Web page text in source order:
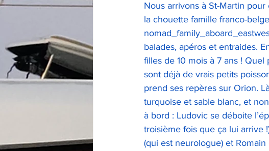
Nous arrivons à St-Martin
la chouette famille franco-
balades, apéros et entraides.
filles de 10 mois à 7 ans ! Quel
sont déjà de vrais petits
prend ses repères sur Orion.
turquoise et sable blanc, et
à bord : Ludovic se déboite
troisième fois que ça lui arrive
(qui est neurologue) et